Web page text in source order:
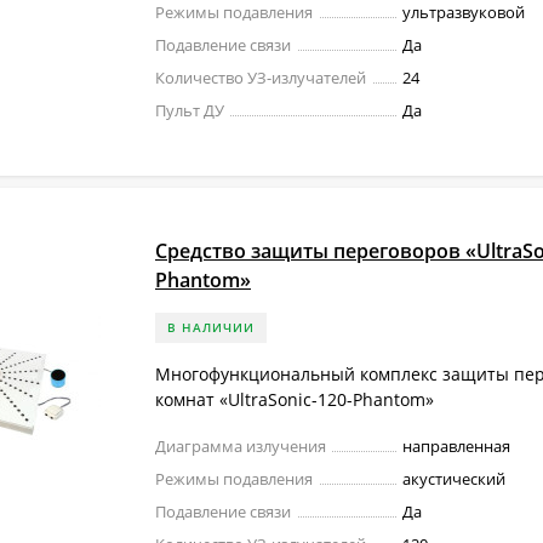
Режимы подавления
ультразвуковой
Подавление связи
Да
Количество УЗ-излучателей
24
Пульт ДУ
Да
Средство защиты переговоров
Рhantom»
В НАЛИЧИИ
Многофункциональный комплекс защиты
комнат «UltraSonic-120-Рhantom»
Диаграмма излучения
направленная
Режимы подавления
акустический
Подавление связи
Да